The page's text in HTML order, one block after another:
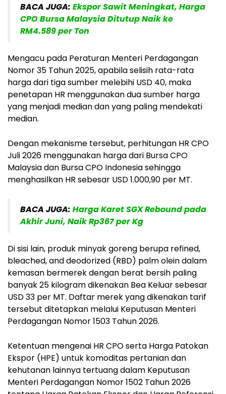
BACA JUGA: Ekspor Sawit Meningkat, Harga
CPO Bursa Malaysia Ditutup Naik ke
RM4.589 per Ton
Mengacu pada Peraturan Menteri Perdagangan
Nomor 35 Tahun 2025, apabila selisih rata-rata
harga dari tiga sumber melebihi USD 40, maka
penetapan HR menggunakan dua sumber harga
yang menjadi median dan yang paling mendekati
median.
Dengan mekanisme tersebut, perhitungan HR CPO
Juli 2026 menggunakan harga dari Bursa CPO
Malaysia dan Bursa CPO Indonesia sehingga
menghasilkan HR sebesar USD 1.000,90 per MT.
BACA JUGA: Harga Karet SGX Rebound pada
Akhir Juni, Naik Rp367 per Kg
Di sisi lain, produk minyak goreng berupa refined,
bleached, and deodorized (RBD) palm olein dalam
kemasan bermerek dengan berat bersih paling
banyak 25 kilogram dikenakan Bea Keluar sebesar
USD 33 per MT. Daftar merek yang dikenakan tarif
tersebut ditetapkan melalui Keputusan Menteri
Perdagangan Nomor 1503 Tahun 2026.
Ketentuan mengenai HR CPO serta Harga Patokan
Ekspor (HPE) untuk komoditas pertanian dan
kehutanan lainnya tertuang dalam Keputusan
Menteri Perdagangan Nomor 1502 Tahun 2026